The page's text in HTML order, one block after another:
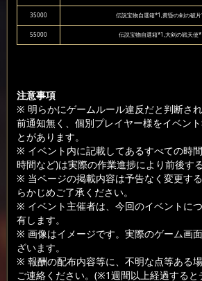
35000 伝説宝物自選箱*1,黄昏の剣の破
55000 伝説宝物自選箱*1,大剣の戦天使
注意事項
※ 明らかにゲームルール違反だと判断さ
前通知無く、個別プレイヤー様をイベン
とがあります。
※ イベント内に記載してあるすべての時
時間など)は実際の作業進捗により前後す
※ 当ページの掲載内容は予告なく変更す
らかじめご了承ください。
※ イベント主催者は、今回のイベントに
有します。
※ 画像はイメージです。実際のゲーム画
ざいます。
※ 報酬の配布内容等に、不明な点等ある
ご連絡ください。(※1週間以上経過すると